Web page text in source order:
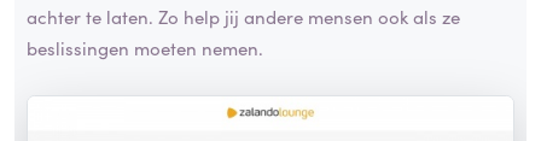
achter te laten. Zo help jij andere mensen ook als ze
beslissingen moeten nemen.